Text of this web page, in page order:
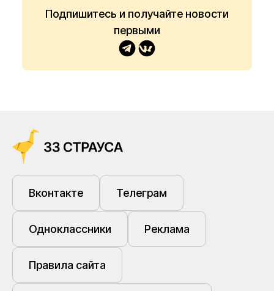
Подпишитесь и получайте новости
первыми
Вконтакте Телеграм
Одноклассники Реклама
Правила сайта